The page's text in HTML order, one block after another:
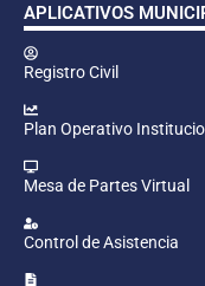
APLICATIVOS
Registro Civil
Plan Operativo
Mesa de Partes Virtual
Control de Asistencia